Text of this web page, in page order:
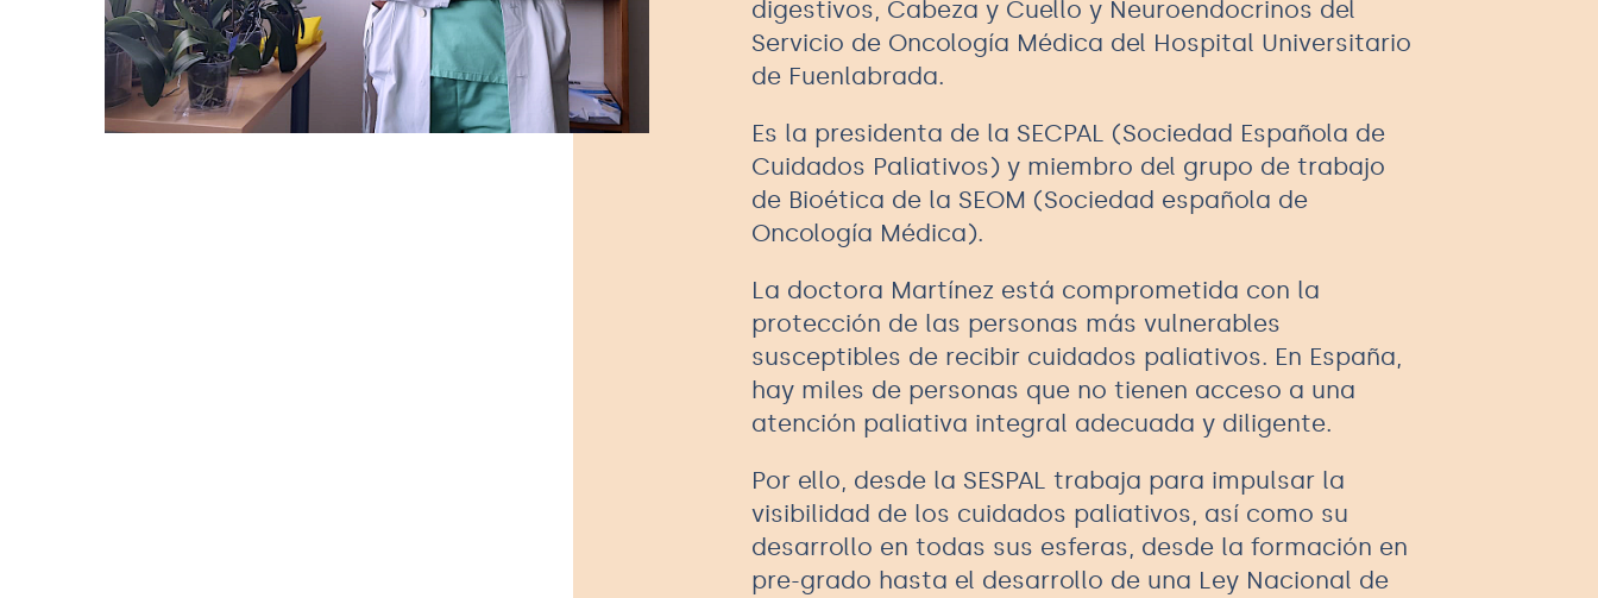
digestivos, Cabeza y Cuello y Neuroendocrinos del
Servicio de Oncología Médica del Hospital Universitario
de Fuenlabrada.
Es la presidenta de la SECPAL (Sociedad Española de
Cuidados Paliativos) y miembro del grupo de trabajo
de Bioética de la SEOM (Sociedad española de
Oncología Médica).
La doctora Martínez está comprometida con la
protección de las personas más vulnerables
susceptibles de recibir cuidados paliativos. En España,
hay miles de personas que no tienen acceso a una
atención paliativa integral adecuada y diligente.
Por ello, desde la SESPAL trabaja para impulsar la
visibilidad de los cuidados paliativos, así como su
desarrollo en todas sus esferas, desde la formación en
pre-grado hasta el desarrollo de una Ley Nacional de